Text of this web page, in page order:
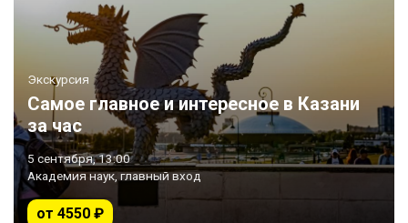
Экскурсия
Самое главное и интересное в Казани
за час
5 сентября, 13:00
Академия наук, главный вход
от 4550 ₽